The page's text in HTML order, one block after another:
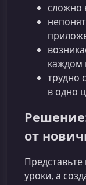
сложно
каждом
трудно
в одно
от
уроки, а